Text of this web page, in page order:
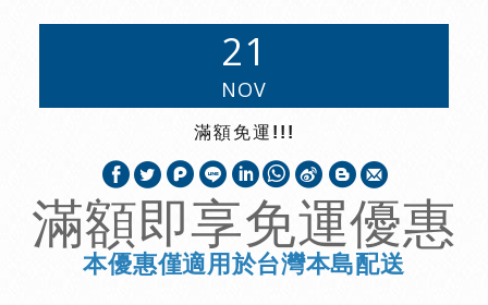
21
NOV
滿額免運!!!
W
h
a
S
i
n
滿額即享免運優惠
本優惠僅適用於台灣本島配送